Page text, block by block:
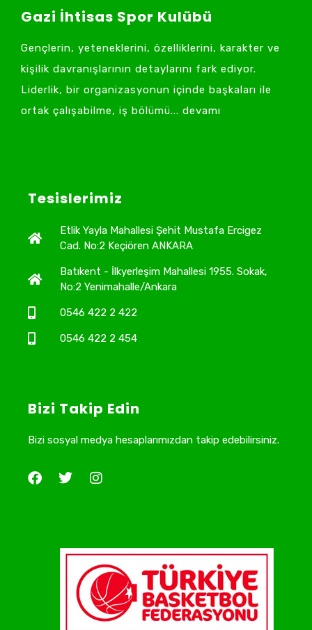
Gazi İhtisas Spor Kulübü
Gençlerin, yeteneklerini, özelliklerini, karakter ve
kişilik davranışlarının detaylarını fark ediyor.
Liderlik, bir organizasyonun içinde başkaları ile
ortak çalışabilme, iş bölümü... devamı
Tesislerimiz
Etlik Yayla Mahallesi Şehit Mustafa Ercigez
Cad. No:2 Keçiören ANKARA
Batıkent - İlkyerleşim Mahallesi 1955. Sokak,
No:2 Yenimahalle/Ankara
0546 422 2 422
0546 422 2 454
Bizi Takip Edin
Bizi sosyal medya hesaplarımızdan takip edebilirsiniz.